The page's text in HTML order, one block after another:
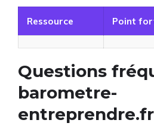
Ressource Point
Questions
barometre-
entreprendre.fr